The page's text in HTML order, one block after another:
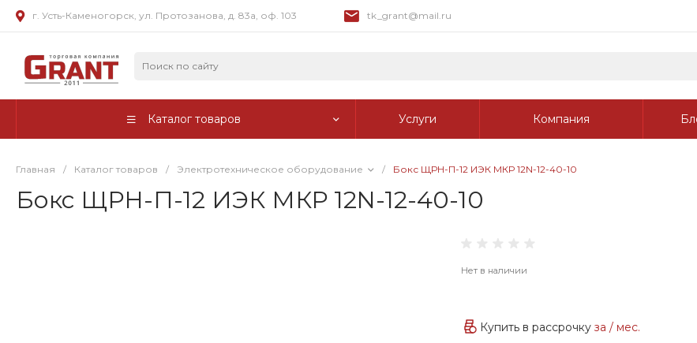
г. Усть-Каменогорск, ул. Протозанова, д. 83а, оф. 103 tk_grant@mail.ru
Каталог товаров Услуги Компания
Главная / Каталог товаров / Электротехническое оборудование / Бокс ЩРН-П-12 ИЭК МКР 12N-12-40-10
Бокс ЩРН-П-12 ИЭК МКР 12N-12-40-10
Нет в наличии
Купить в рассрочкуза/ мес.